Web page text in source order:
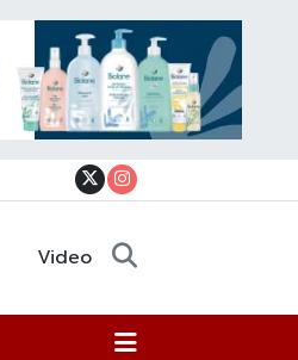
Video